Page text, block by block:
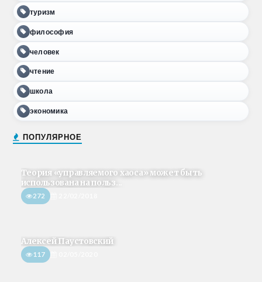
туризм
философия
человек
чтение
школа
экономика
ПОПУЛЯРНОЕ
Теория «управляемого хаоса» может быть
использована на польз...
272
Алексей Паустовский
117